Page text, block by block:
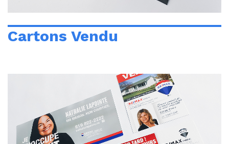
Cartons Vendu